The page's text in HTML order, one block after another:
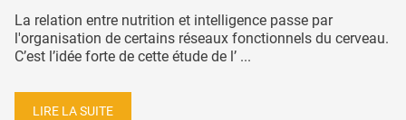
La relation entre nutrition et intelligence passe par
l'organisation de certains réseaux fonctionnels du cerveau.
C’est l’idée forte de cette étude de l’ ...
LIRE LA SUITE